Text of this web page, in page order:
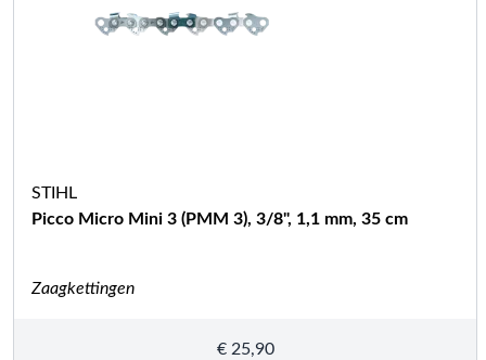
STIHL
Picco Micro Mini 3 (PMM 3), 3/8", 1,1 mm, 35 cm
Zaagkettingen
€25,90